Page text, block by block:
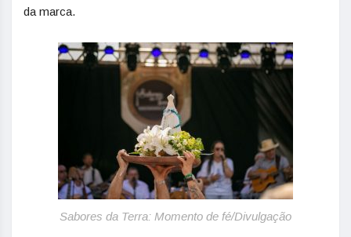
da marca.
Sabores da Terra: Momento de fé/Divulgação